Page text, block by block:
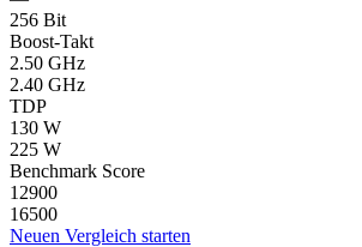
256 Bit
Boost-Takt
2.50 GHz
2.40 GHz
TDP
130 W
225 W
Benchmark Score
12900
16500
Neuen Vergleich starten